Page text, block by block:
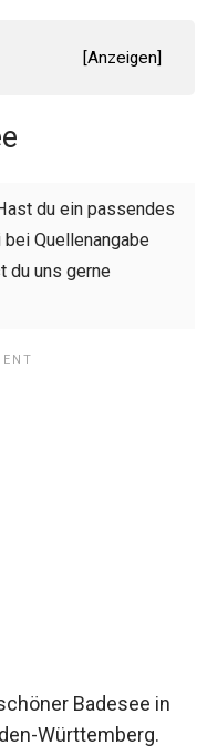
[Anzeigen]
du ein passendes
Quellenangabe
du uns gerne
Badesee in
Württemberg.